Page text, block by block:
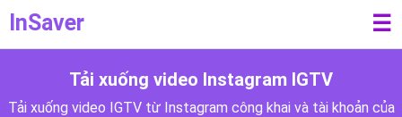
InSaver ☰
Tải xuống video Instagram IGTV
Tải xuống video IGTV từ Instagram công khai và tài khoản của